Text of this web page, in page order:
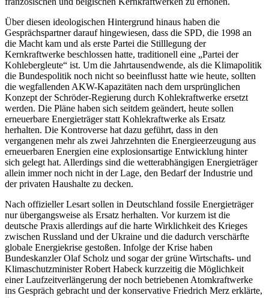
Über diesen ideologischen Hintergrund hinaus haben die
Gesprächspartner darauf hingewiesen, dass die SPD, die 1998 an
die Macht kam und als erste Partei die Stilllegung der
Kernkraftwerke beschlossen hatte, traditionell eine „Partei der
Kohlebergleute“ ist. Um die Jahrtausendwende, als die Klimapolitik
die Bundespolitik noch nicht so beeinflusst hatte wie heute, sollten
die wegfallenden AKW-Kapazitäten nach dem ursprünglichen
Konzept der Schröder-Regierung durch Kohlekraftwerke ersetzt
werden. Die Pläne haben sich seitdem geändert, heute sollen
erneuerbare Energieträger statt Kohlekraftwerke als Ersatz
herhalten. Die Kontroverse hat dazu geführt, dass in den
vergangenen mehr als zwei Jahrzehnten die Energieerzeugung aus
erneuerbaren Energien eine explosionsartige Entwicklung hinter
sich gelegt hat. Allerdings sind die wetterabhängigen Energieträger
allein immer noch nicht in der Lage, den Bedarf der Industrie und
der privaten Haushalte zu decken.
Nach offizieller Lesart sollen in Deutschland fossile Energieträger
nur übergangsweise als Ersatz herhalten. Vor kurzem ist die
deutsche Praxis allerdings auf die harte Wirklichkeit des Krieges
zwischen Russland und der Ukraine und die dadurch verschärfte
globale Energiekrise gestoßen. Infolge der Krise haben
Bundeskanzler Olaf Scholz und sogar der grüne Wirtschafts- und
Klimaschutzminister Robert Habeck kurzzeitig die Möglichkeit
einer Laufzeitverlängerung der noch betriebenen Atomkraftwerke
ins Gespräch gebracht und der konservative Friedrich Merz erklärte,